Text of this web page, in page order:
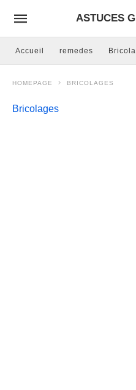
ASTUCES
Accueil remedes
HOMEPAGE BRICOLAGES
Bricolages